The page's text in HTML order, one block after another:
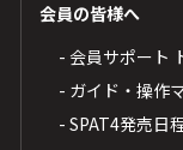
会員の皆様へ
- 会員サポート
- ガイド・操作
- SPAT4発売日